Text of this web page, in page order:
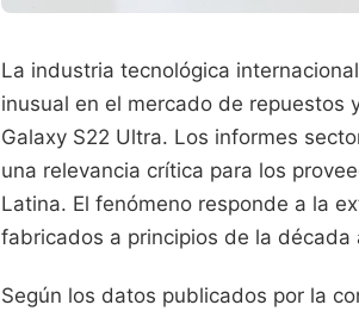
La industria tecnológica
inusual en el mercado de repuestos
Galaxy S22 Ultra. Los informes
una relevancia crítica para los
Latina. El fenómeno responde a la
fabricados a principios de la década
Según los datos publicados por la